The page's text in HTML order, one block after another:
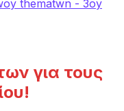
για τους